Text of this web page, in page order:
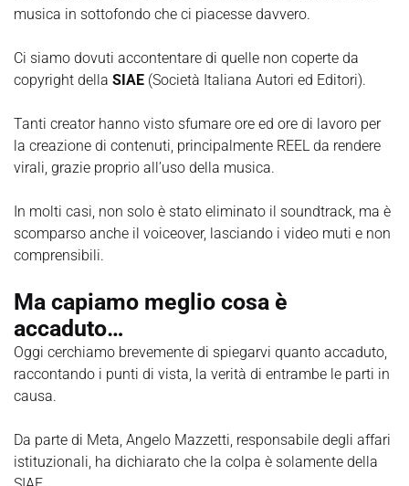
musica in sottofondo che ci piacesse davvero.
Ci siamo dovuti accontentare di quelle non coperte da
copyright della SIAE (Società Italiana Autori ed Editori).
Tanti creator hanno visto sfumare ore ed ore di lavoro per
la creazione di contenuti, principalmente REEL da rendere
virali, grazie proprio all’uso della musica.
In molti casi, non solo è stato eliminato il soundtrack, ma è
scomparso anche il voiceover, lasciando i video muti e non
comprensibili.
Ma capiamo meglio cosa è
accaduto…
Oggi cerchiamo brevemente di spiegarvi quanto accaduto,
raccontando i punti di vista, la verità di entrambe le parti in
causa.
Da parte di Meta, Angelo Mazzetti, responsabile degli affari
istituzionali, ha dichiarato che la colpa è solamente della